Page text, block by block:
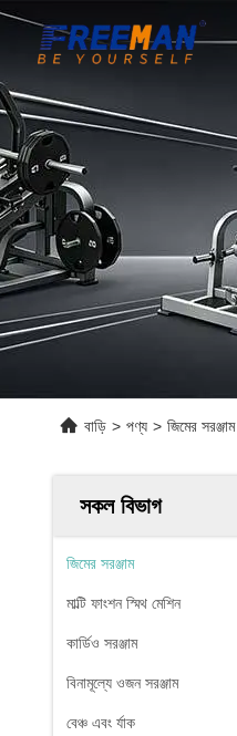
বাড়ি > পণ্য > জিমের সরঞ্জাম
সকল বিভাগ
জিমের সরঞ্জাম
মাল্টি ফাংশন স্মিথ মেশিন
কার্ডিও সরঞ্জাম
বিনামূল্যে ওজন সরঞ্জাম
বেঞ্চ এবং র্যাক